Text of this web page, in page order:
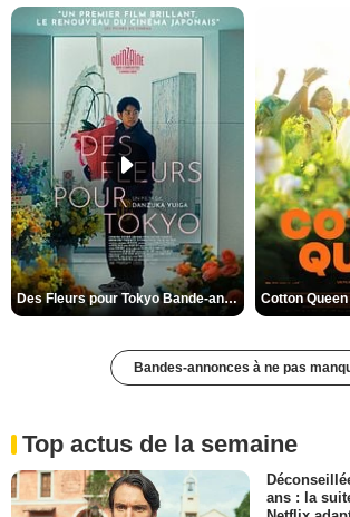
Des Fleurs pour Tokyo Bande-annonce VO STFR
Bandes-annonces à ne pas
Top actus de la semaine
ans : la